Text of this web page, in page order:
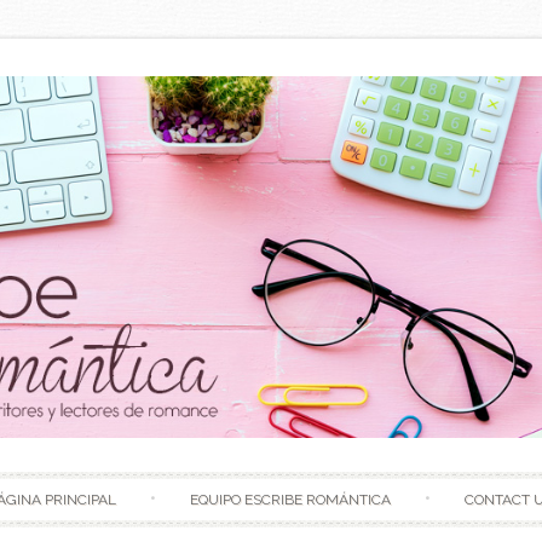
PRINCIPAL EQUIPO ESCRIBE ROMÁNTICA CONTACT